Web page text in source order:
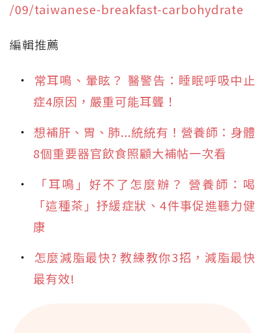
/09/taiwanese-breakfast-carbohydrate
編輯推薦
常耳鳴、暈眩？ 醫警告：睡眠呼吸中止
症4原因，嚴重可能耳聾！
想補肝、胃、肺...統統有！營養師：身體
8個重要器官飲食照顧大補帖一次看
「耳鳴」好不了怎麼辦？ 營養師：喝
「這種茶」抒緩症狀、4件事促進聽力健
康
怎麼減脂最快? 教練教你3招，減脂最快
最有效!